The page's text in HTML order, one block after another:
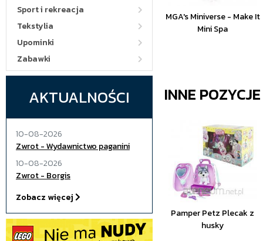
Sport i rekreacja
Tekstylia
Upominki
Zabawki
AKTUALNOŚCI
10-08-2026
Zwrot - Wydawnictwo paganini
10-08-2026
Zwrot - Borgis
Zobacz więcej
MGA's Miniverse - Make It
Mini Spa
INNE
Pamper Petz Plecak z
husky